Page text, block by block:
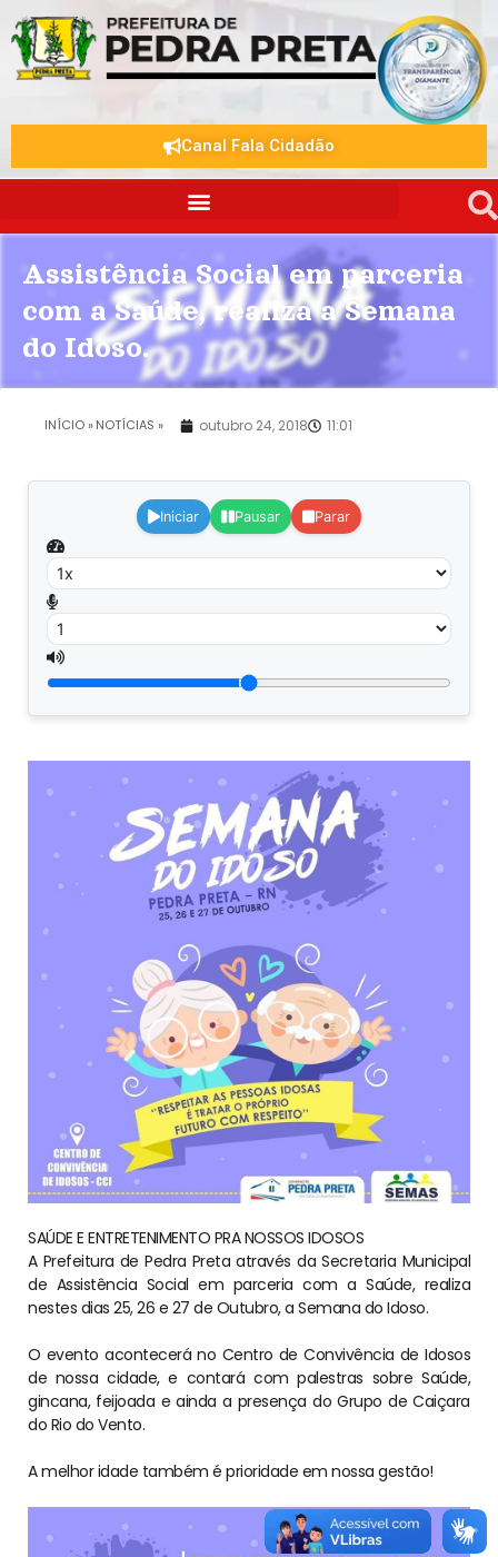
Canal Fala Cidadão
Assistência Social em parceria
com a Saúde, realiza a Semana
do Idoso..
outubro 24, 2018 11:01
INÍCIO »NOTÍCIAS »
Iniciar Pausar Parar
SAÚDE E ENTRETENIMENTO PRA NOSSOS IDOSOS⠀⠀⠀⠀⠀⠀⠀⠀
A Prefeitura de Pedra Preta através da Secretaria Municipal
de Assistência Social em parceria com a Saúde, realiza
nestes dias 25, 26 e 27 de Outubro, a Semana do Idoso.
O evento acontecerá no Centro de Convivência de Idosos
de nossa cidade, e contará com palestras sobre Saúde,
gincana, feijoada e ainda a presença do Grupo de Caiçara
do Rio do Vento.
A melhor idade também é prioridade em nossa gestão!